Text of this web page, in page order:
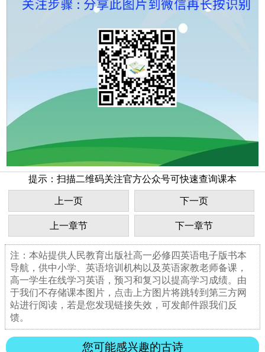
提示：扫描二维码关注官方公众号可快速查询课本
上一页 下一页
上一章节 下一章节
注：本站提供人民教育出版社高一必修四英语电子版书本
导航，供中小学、英语培训机构以及英语家教老师备课，
高一学生在线学习英语，预习和复习以提高学习成绩。由
于我们不存储课本图片，点击上方图片将跳转到第三方网
站进行阅读，若是您发现链接失效，可发邮件跟我们反
馈。
您可能感兴趣的古诗